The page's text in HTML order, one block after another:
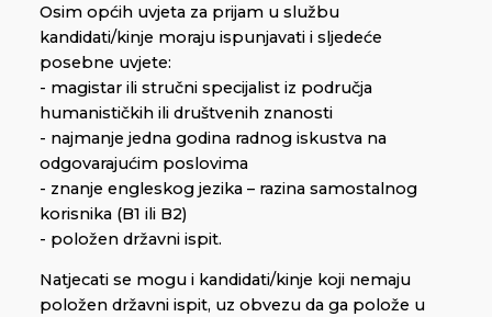
Osim općih uvjeta za prijam u službu
kandidati/kinje moraju ispunjavati i sljedeće
posebne uvjete:
- magistar ili stručni specijalist iz područja
humanističkih ili društvenih znanosti
- najmanje jedna godina radnog iskustva na
odgovarajućim poslovima
- znanje engleskog jezika – razina samostalnog
korisnika (B1 ili B2)
- položen državni ispit.
Natjecati se mogu i kandidati/kinje koji nemaju
položen državni ispit, uz obvezu da ga polože u